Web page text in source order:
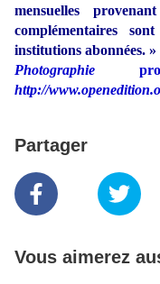
mensuelles
complémentaires
institutions abonnées. »
Photographie
http://
Partager
Vous aimerez